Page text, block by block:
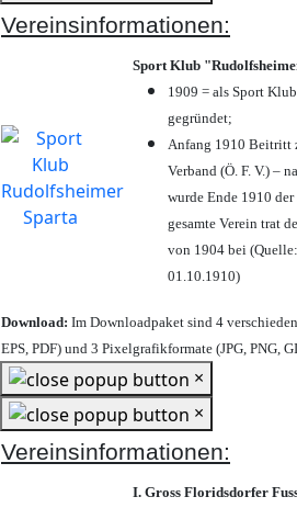
Vereinsinformationen:
Sport Klub
1909 = als Sport
gegründet;
Anfang 1910 Beitritt
Verband (Ö. F. V.) –
wurde Ende 1910
gesamte Verein trat
von 1904 bei
01.10.1910)
Download: Im Downloadpaket sind 4
EPS, PDF) und 3 Pixelgrafikformate (JPG, PNG,
×
×
Vereinsinformationen:
I. Gross Floridsdorfer